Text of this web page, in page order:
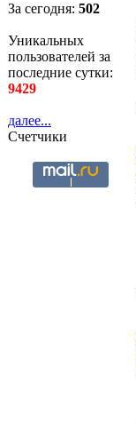
За сегодня: 502
Уникальных
пользователей за
последние сутки:
9429
далее...
Счетчики